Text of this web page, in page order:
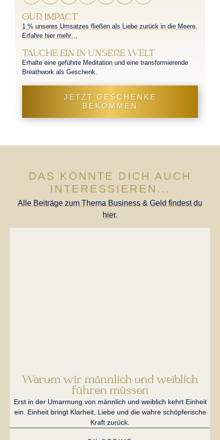
OUR IMPACT
1 % unseres Umsatzes fließen als Liebe zurück in die Meere.
Erfahre hier mehr…
TAUCHE EIN IN UNSERE WELT
Erhalte eine geführte Meditation und eine transformierende
Breathwork als Geschenk.
JETZT GESCHENKE
BEKOMMEN
DAS KÖNNTE DICH AUCH
INTERESSIEREN...
Alle Beiträge zum Thema Business & Geld findest du
hier.
Warum wir männlich und weiblich
führen müssen
Erst in der Umarmung von männlich und weiblich kehrt Einheit
ein. Einheit bringt Klarheit, Liebe und die wahre schöpferische
Kraft zurück.